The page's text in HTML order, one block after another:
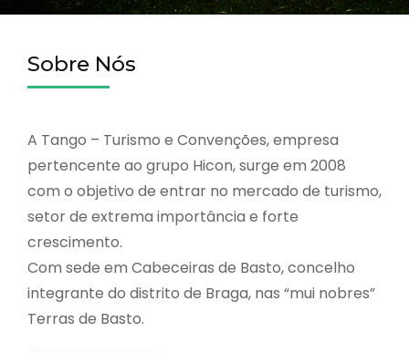
Sobre Nós
A Tango – Turismo e Convenções, empresa
pertencente ao grupo Hicon, surge em 2008
com o objetivo de entrar no mercado de turismo,
setor de extrema importância e forte
crescimento.
Com sede em Cabeceiras de Basto, concelho
integrante do distrito de Braga, nas “mui nobres”
Terras de Basto.